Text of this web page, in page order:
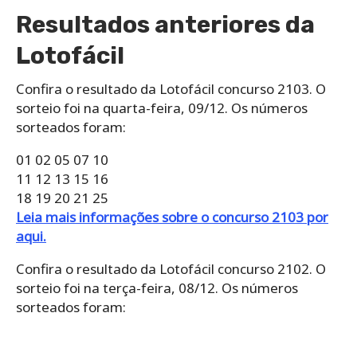
Resultados anteriores da
Lotofácil
Confira o resultado da Lotofácil concurso 2103. O
sorteio foi na quarta-feira, 09/12. Os números
sorteados foram:
01 02 05 07 10
11 12 13 15 16
18 19 20 21 25
Leia mais informações sobre o concurso 2103 por
aqui.
Confira o resultado da Lotofácil concurso 2102. O
sorteio foi na terça-feira, 08/12. Os números
sorteados foram: